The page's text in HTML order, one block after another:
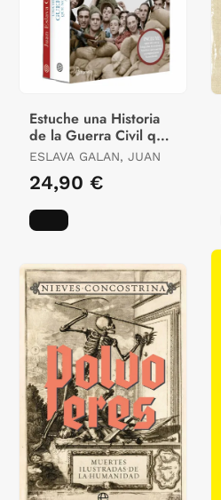
Estuche una Historia
de la Guerra Civil que
no Va a Gustar a
ESLAVA GALAN, JUAN
24,90 €